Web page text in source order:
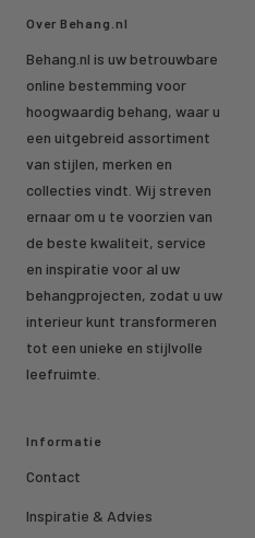
Over Behang.nl
Behang.nl is uw betrouwbare
online bestemming voor
hoogwaardig behang, waar u
een uitgebreid assortiment
van stijlen, merken en
collecties vindt. Wij streven
ernaar om u te voorzien van
de beste kwaliteit, service
en inspiratie voor al uw
behangprojecten, zodat u uw
interieur kunt transformeren
tot een unieke en stijlvolle
leefruimte.
Informatie
Contact
Inspiratie & Advies